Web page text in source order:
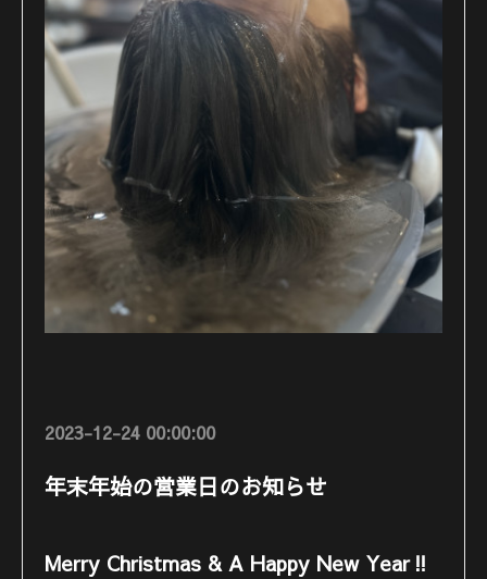
2023-12-24 00:00:00
年末年始の営業日のお知らせ
Merry Christmas & A Happy New Year‼︎